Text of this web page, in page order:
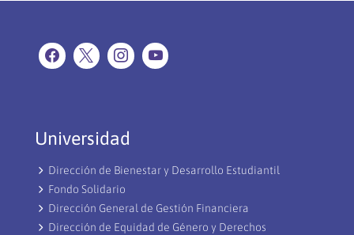
Universidad
Dirección de Bienestar y Desarrollo Estudiantil
Fondo Solidario
Dirección General de Gestión Financiera
Dirección de Equidad de Género y Derechos